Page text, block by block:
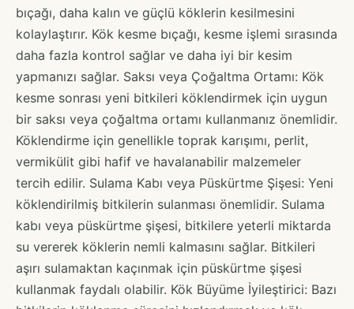
bıçağı, daha kalın ve güçlü köklerin kesilmesini
kolaylaştırır. Kök kesme bıçağı, kesme işlemi sırasında
daha fazla kontrol sağlar ve daha iyi bir kesim
yapmanızı sağlar. Saksı veya Çoğaltma Ortamı: Kök
kesme sonrası yeni bitkileri köklendirmek için uygun
bir saksı veya çoğaltma ortamı kullanmanız önemlidir.
Köklendirme için genellikle toprak karışımı, perlit,
vermikülit gibi hafif ve havalanabilir malzemeler
tercih edilir. Sulama Kabı veya Püskürtme Şişesi: Yeni
köklendirilmiş bitkilerin sulanması önemlidir. Sulama
kabı veya püskürtme şişesi, bitkilere yeterli miktarda
su vererek köklerin nemli kalmasını sağlar. Bitkileri
aşırı sulamaktan kaçınmak için püskürtme şişesi
kullanmak faydalı olabilir. Kök Büyüme İyileştirici: Bazı